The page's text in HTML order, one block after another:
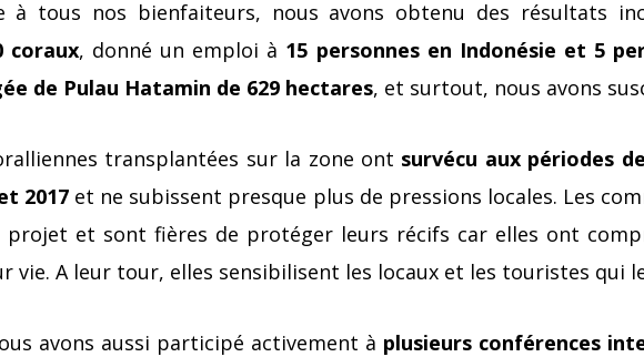
à tous nos bienfaiteurs, nous avons obtenu des résultats
coraux, donné un emploi à 15 personnes en Indonésie et 5
de Pulau Hatamin de 629 hectares, et surtout, nous avons
transplantées sur la zone ont survécu aux périodes
2017et ne subissent presque plus de pressions locales. Les
projet et sont fières de protéger leurs récifs car elles ont
vie. A leur tour, elles sensibilisent les locaux et les touristes qui
avons aussi participé activement à plusieurs conférences